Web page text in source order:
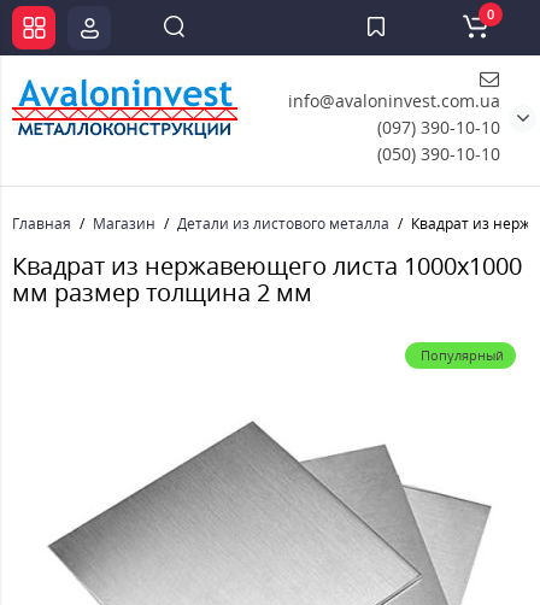
info@avaloninvest.com.ua
(097) 390-10-10
(050) 390-10-10
0
Главная Магазин Детали из листового металла Квадрат из
Квадрат из нержавеющего листа 1000х1000
мм размер толщина 2 мм
Популярный